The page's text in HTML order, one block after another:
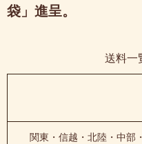
袋」進呈。
送料一
関東・信越・北陸・中部